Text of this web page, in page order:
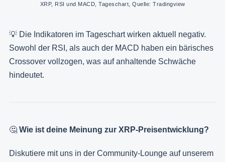
XRP, RSI und MACD, Tageschart, Quelle: Tradingview
💡 Die Indikatoren im Tageschart wirken aktuell negativ.
Sowohl der RSI, als auch der MACD haben ein bärisches
Crossover vollzogen, was auf anhaltende Schwäche
hindeutet.
🤔 Wie ist deine Meinung zur XRP-Preisentwicklung?
Diskutiere mit uns in der Community-Lounge auf unserem